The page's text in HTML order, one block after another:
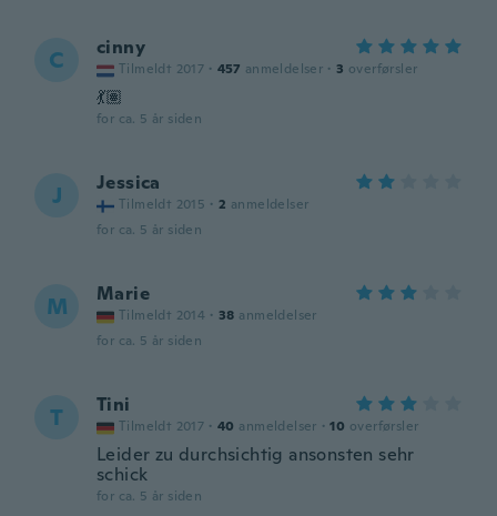
C cinny
Tilmeldt 2017 · 457 anmeldelser · 3 overførsler
💃🏽
for ca. 5 år siden
J Jessica
Tilmeldt 2015 · 2 anmeldelser
for ca. 5 år siden
M Marie
Tilmeldt 2014 · 38 anmeldelser
for ca. 5 år siden
T Tini
Tilmeldt 2017 · 40 anmeldelser · 10 overførsler
Leider zu durchsichtig ansonsten sehr
schick
for ca. 5 år siden